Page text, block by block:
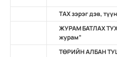
ТАХ зэрэг дэв,
ЖУРАМ БАТЛАХ
журам”
ТӨРИЙН АЛБАН